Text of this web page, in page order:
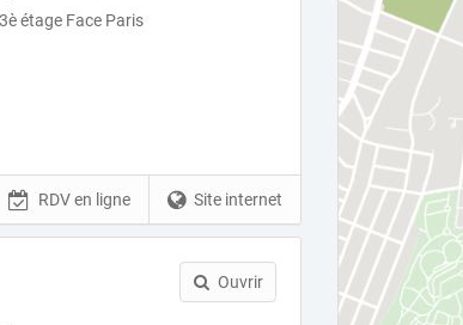
étage Face Paris
Site internet
RDV en ligne
Ouvrir